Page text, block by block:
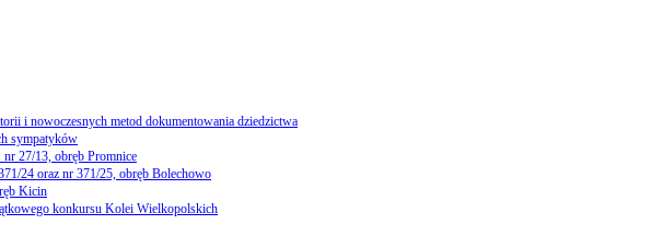
i nowoczesnych metod dokumentowania dziedzictwa
sympatyków
nr 27/13, obręb Promnice
24 oraz nr 371/25, obręb Bolechowo
Kicin
konkursu Kolei Wielkopolskich